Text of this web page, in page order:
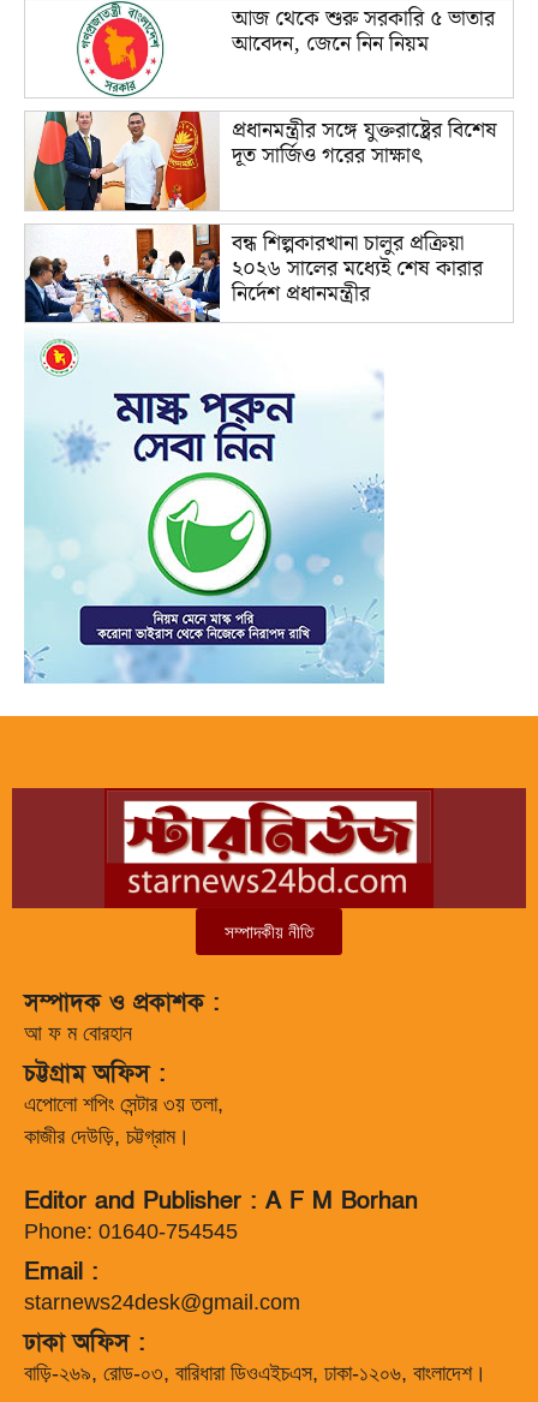
আজ থেকে শুরু সরকারি ৫ ভাতার
আবেদন, জেনে নিন নিয়ম
প্রধানমন্ত্রীর সঙ্গে যুক্তরাষ্ট্রের বিশেষ
দূত সার্জিও গরের সাক্ষাৎ
বন্ধ শিল্পকারখানা চালুর প্রক্রিয়া
২০২৬ সালের মধ্যেই শেষ কারার
নির্দেশ প্রধানমন্ত্রীর
সম্পাদকীয় নীতি
সম্পাদক ও প্রকাশক :
আ ফ ম বোরহান
চট্টগ্রাম অফিস :
এপোলো শপিং সেন্টার ৩য় তলা,
কাজীর দেউড়ি, চট্টগ্রাম।
Editor and Publisher : A F M Borhan
Phone: 01640-754545
Email :
starnews24desk@gmail.com
ঢাকা অফিস :
বাড়ি-২৬৯, রোড-০৩, বারিধারা ডিওএইচএস, ঢাকা-১২০৬, বাংলাদেশ।